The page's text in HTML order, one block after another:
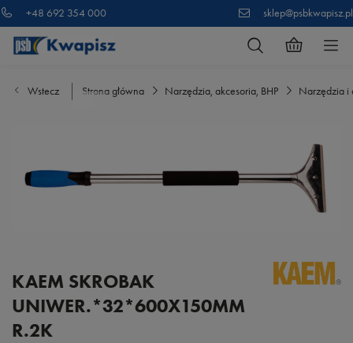
+48 692 354 000 sklep@psbkwapisz.pl
Wstecz Strona główna Narzędzia, akcesoria, BHP Narzędzia i
KAEM SKROBAK
UNIWER.*32*600X150MM
R.2K